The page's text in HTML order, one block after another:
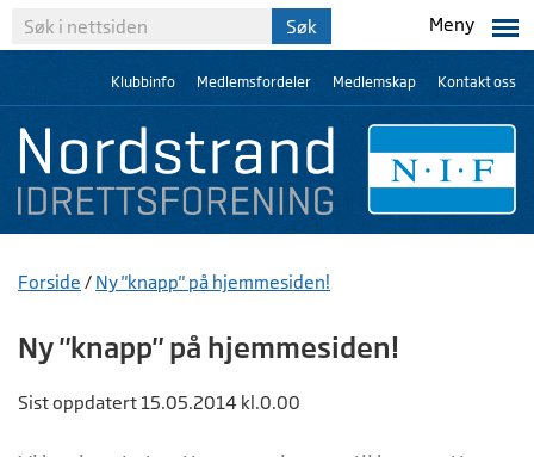
Meny
Klubbinfo Medlemsfordeler Medlemskap Kontakt oss
Forside / Ny "knapp" på hjemmesiden!
Ny "knapp" på hjemmesiden!
Sist oppdatert 15.05.2014 kl.0.00